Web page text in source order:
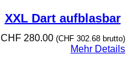
XXL Dart aufblasbar
CHF280.00 (CHF302.68brutto)
Mehr Details